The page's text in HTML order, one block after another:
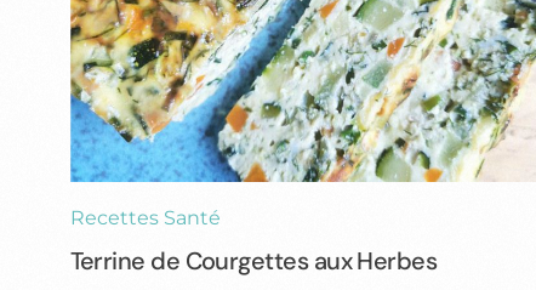
Recettes Santé
Terrine de Courgettes aux Herbes